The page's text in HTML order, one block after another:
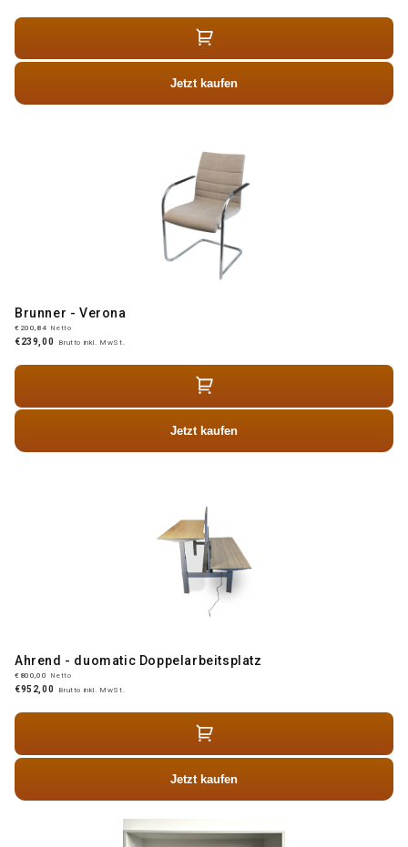
Jetzt kaufen
Brunner - Verona
€200,84 Netto
€239,00 Brutto inkl. MwSt.
Jetzt kaufen
Ahrend - duomatic Doppelarbeitsplatz
€800,00 Netto
€952,00 Brutto inkl. MwSt.
Jetzt kaufen